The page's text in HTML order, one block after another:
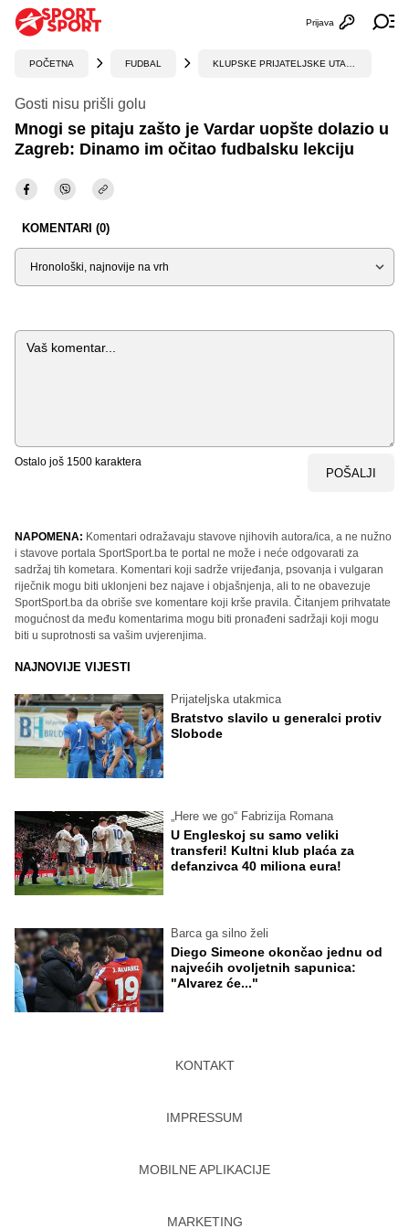
Otvori
Prijava
POČETNA FUDBAL
Gosti nisu prišli golu
Mnogi se pitaju zašto je Vardar uopšte dolazio u
Zagreb: Dinamo im očitao fudbalsku lekciju
KOMENTARI (0)
Sortiraj
Komentar
Ostalo još 1500 karaktera
POŠALJI
NAPOMENA: Komentari odražavaju stavove njihovih autora/ica, a ne nužno
i stavove portala SportSport.ba te portal ne može i neće odgovarati za
sadržaj tih kometara. Komentari koji sadrže vrijeđanja, psovanja i vulgaran
riječnik mogu biti uklonjeni bez najave i objašnjenja, ali to ne obavezuje
SportSport.ba da obriše sve komentare koji krše pravila. Čitanjem prihvatate
mogućnost da među komentarima mogu biti pronađeni sadržaji koji mogu
biti u suprotnosti sa vašim uvjerenjima.
NAJNOVIJE VIJESTI
Prijateljska utakmica
Bratstvo slavilo u generalci protiv
Slobode
„Here we go“ Fabrizija Romana
U Engleskoj su samo veliki
transferi! Kultni klub plaća za
defanzivca 40 miliona eura!
Barca ga silno želi
Diego Simeone okončao jednu od
najvećih ovoljetnih sapunica:
"Alvarez će..."
KONTAKT
IMPRESSUM
MOBILNE APLIKACIJE
MARKETING